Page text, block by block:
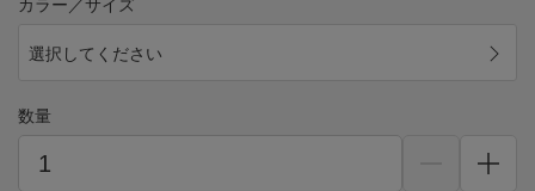
カラー／サイズ
選択してください
数量